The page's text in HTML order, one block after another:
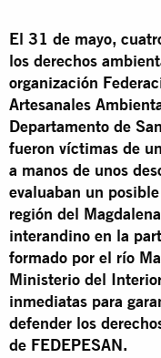
El 31 de mayo,
los derechos
organización
Artesanales
Departamento de
fueron víctimas de
a manos de unos
evaluaban un
región del
interandino en la
formado por el río
Ministerio del
inmediatas para
defender los
de FEDEPESAN.